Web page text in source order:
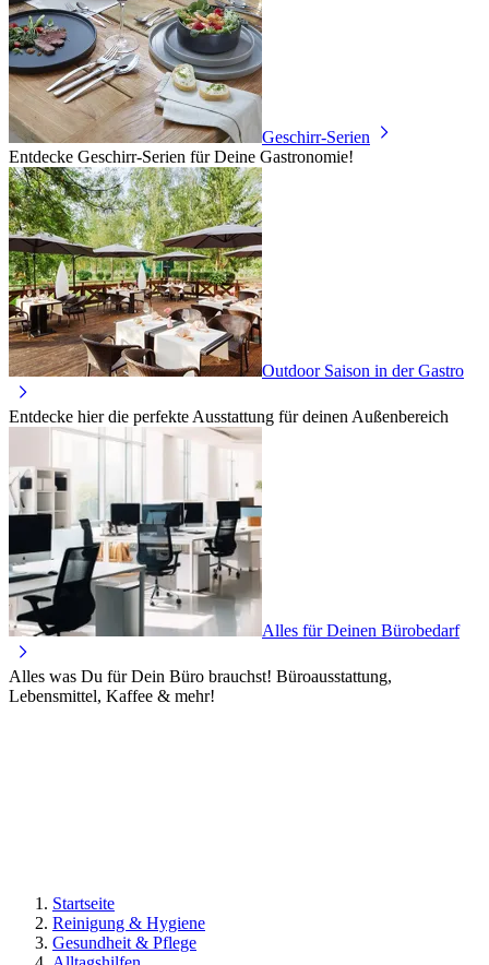
Geschirr-Serien
Entdecke Geschirr-Serien für Deine Gastronomie!
Outdoor Saison in der Gastro
Entdecke hier die perfekte Ausstattung für deinen Außenbereich
Alles für Deinen Bürobedarf
Alles was Du für Dein Büro brauchst! Büroausstattung,
Lebensmittel, Kaffee & mehr!
Startseite
Reinigung & Hygiene
Gesundheit & Pflege